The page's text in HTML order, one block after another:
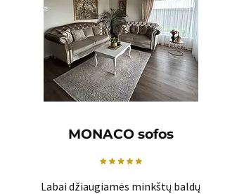
MONACO sofos
Labai džiaugiamės minkštų baldų